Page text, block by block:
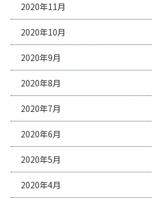
2020年11月
2020年10月
2020年9月
2020年8月
2020年7月
2020年6月
2020年5月
2020年4月